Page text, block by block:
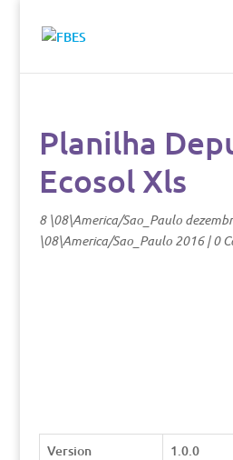
Planilha
Ecosol Xls
8 \08\America/Sao_Paulo
\08\America/Sao_Paulo 2016|0
Version
1.0.0